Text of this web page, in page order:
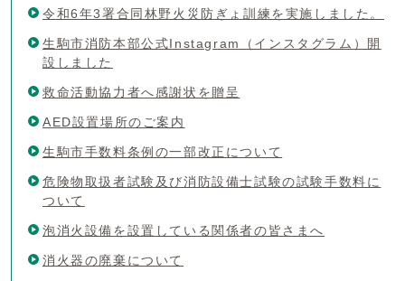
令和6年3署合同林野火災防ぎょ訓練を実施しました。
生駒市消防本部公式Instagram（インスタグラム）開
設しました
救命活動協力者へ感謝状を贈呈
AED設置場所のご案内
生駒市手数料条例の一部改正について
危険物取扱者試験及び消防設備士試験の試験手数料に
ついて
泡消火設備を設置している関係者の皆さまへ
消火器の廃棄について